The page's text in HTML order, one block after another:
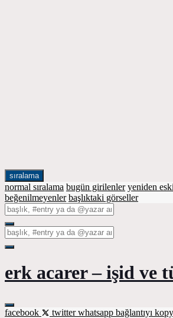
sıralama
normal sıralama bugün girilenler yeniden
beğenilmeyenler başlıktaki görseller
erk acarer – işid ve
facebook twitterwhatsapp bağlantıyı